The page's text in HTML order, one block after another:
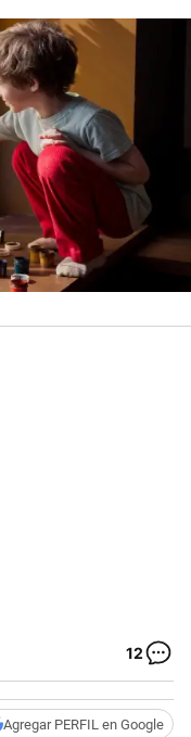
12
Agregar PERFIL en Google